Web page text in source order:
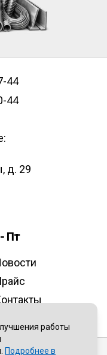
44
44
д. 29
Пт
работы
Подробнее в